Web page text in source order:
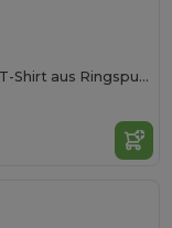
Hochwertiges Kurzarm-T-Shirt aus Ringspun-Baumwolle